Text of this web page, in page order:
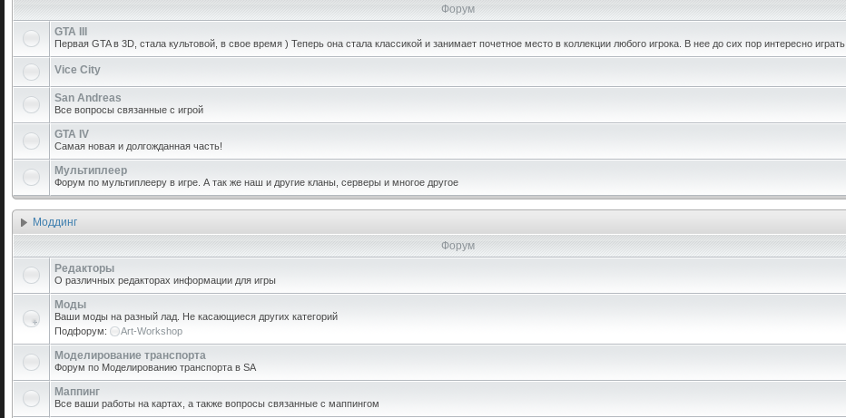
Форум
GTA III
Первая GTA в 3D, стала культовой, в свое время ) Теперь она стала классикой и занимает почетное место в коллекции любого игрока. В нее до сих пор интересно играть
Vice City
San Andreas
Все вопросы связанные с игрой
GTA IV
Самая новая и долгожданная часть!
Мультиплеер
Форум по мультиплееру в игре. А так же наш и другие кланы, серверы и многое другое
Моддинг
Форум
Редакторы
О различных редакторах информации для игры
Моды
Ваши моды на разный лад. Не касающиеся других категорий
Подфорум:
Art-Workshop
Моделирование транспорта
Форум по Моделированию транспорта в SA
Маппинг
Все ваши работы на картах, а также вопросы связанные с маппингом